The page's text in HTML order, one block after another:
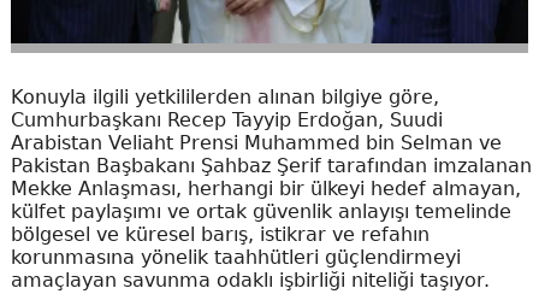
Konuyla ilgili yetkililerden alınan bilgiye göre,
Cumhurbaşkanı Recep Tayyip Erdoğan, Suudi
Arabistan Veliaht Prensi Muhammed bin Selman ve
Pakistan Başbakanı Şahbaz Şerif tarafından imzalanan
Mekke Anlaşması, herhangi bir ülkeyi hedef almayan,
külfet paylaşımı ve ortak güvenlik anlayışı temelinde
bölgesel ve küresel barış, istikrar ve refahın
korunmasına yönelik taahhütleri güçlendirmeyi
amaçlayan savunma odaklı işbirliği niteliği taşıyor.